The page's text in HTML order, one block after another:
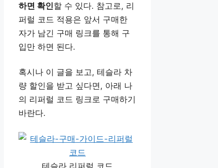
하면 확인할 수 있다. 참고로, 리
퍼럴 코드 적용은 앞서 구매한
자가 남긴 구매 링크를 통해 구
입만 하면 된다.
혹시나 이 글을 보고, 테슬라 차
량 할인을 받고 싶다면, 아래 나
의 리퍼럴 코드 링크로 구매하기
바란다.